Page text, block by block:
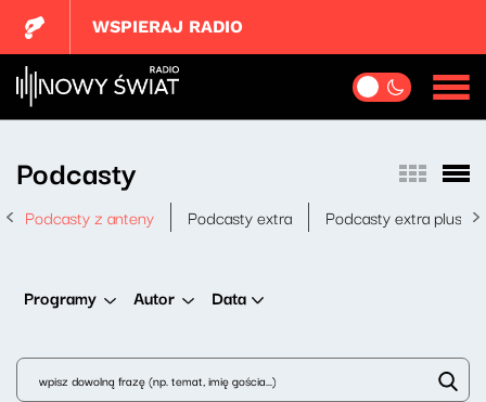
WSPIERAJ RADIO
Podcasty
Podcasty z anteny Podcasty extra Podcasty extra plus
Programy Autor Data